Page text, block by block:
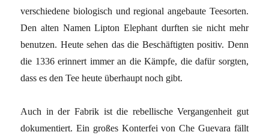
verschiedene biologisch und regional angebaute Teesorten.
Den alten Namen Lipton Elephant durften sie nicht mehr
benutzen. Heute sehen das die Beschäftigten positiv. Denn
die 1336 erinnert immer an die Kämpfe, die dafür sorgten,
dass es den Tee heute überhaupt noch gibt.
Auch in der Fabrik ist die rebellische Vergangenheit gut
dokumentiert. Ein großes Konterfei von Che Guevara fällt